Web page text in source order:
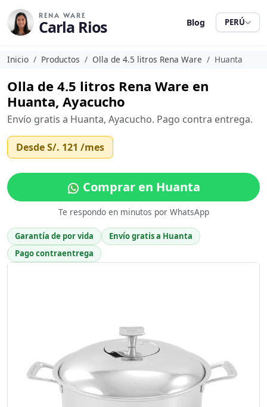
RENA WARE
Carla Rios Blog PERÚ
Inicio Productos Olla de 4.5 litros Rena Ware Huanta
Olla de 4.5 litros Rena Ware en
Huanta, Ayacucho
Envío gratis a Huanta, Ayacucho. Pago contra entrega.
DesdeS/. 121 /mes
Comprar en Huanta
Te respondo en minutos por WhatsApp
Garantía de por vida
Envío gratis a Huanta
Pago contraentrega